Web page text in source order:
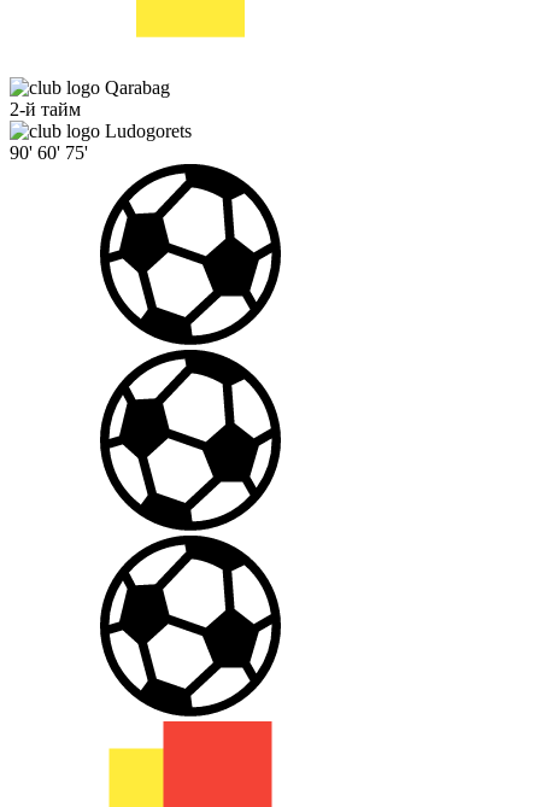
Qarabag
2-й тайм
Ludogorets
90' 60' 75'